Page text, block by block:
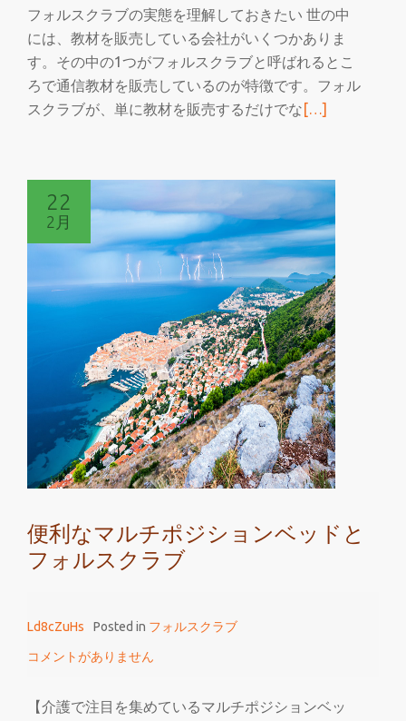
フォルスクラブの実態を理解しておきたい 世の中
には、教材を販売している会社がいくつかありま
す。その中の1つがフォルスクラブと呼ばれるとこ
ろで通信教材を販売しているのが特徴です。フォル
スクラブが、単に教材を販売するだけでな続
読
む
フ
ォ
ル
ス
ク
ラ
ブ
と
マ
ル
チ
リ
ガ
[…]
22
2月
便利なマルチポジションベッドと
フォルスクラブ
Ld8cZuHs Posted in フォルスクラブ
コメントがありません
【介護で注目を集めているマルチポジションベッ